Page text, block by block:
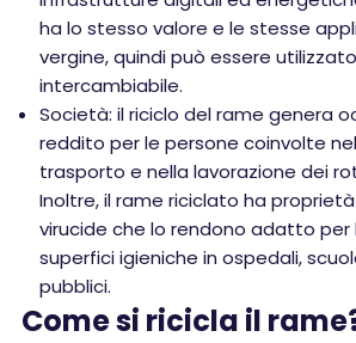
ha lo stesso valore e le stesse
vergine, quindi può essere
intercambiabile.
Società: il riciclo del rame genera
reddito per le persone coinvolte
trasporto e nella lavorazione dei
Inoltre, il rame riciclato ha
virucide che lo rendono adatto per
superfici igieniche in ospedali,
pubblici.
Come si ricicla il